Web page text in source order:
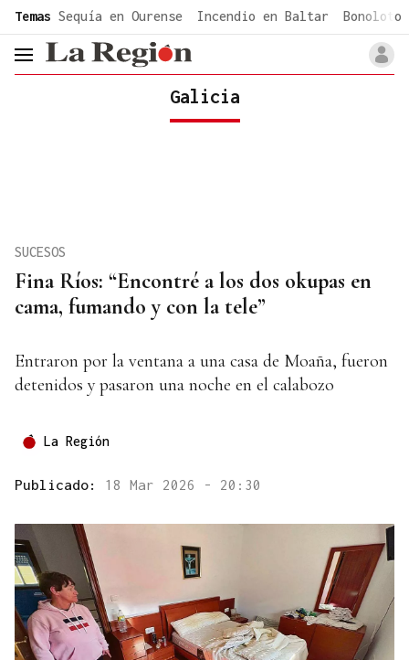
common.go-to-content
Temas Sequía en Ourense Incendio en Baltar Bonoloto
header.menu.open
Galicia
Fina Ríos: “Encontré a los dos okupas en
cama, fumando y con la tele”
SUCESOS
Entraron por la ventana a una casa de Moaña, fueron
detenidos y pasaron una noche en el calabozo
La Región
Publicado: 18 Mar 2026 - 20:30